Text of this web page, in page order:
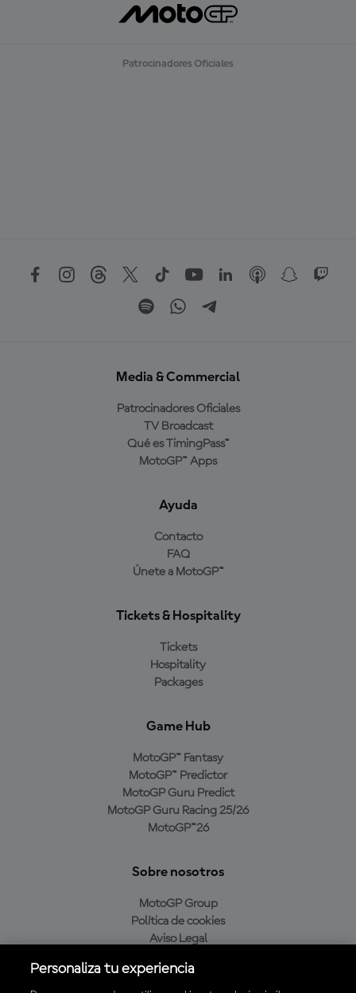
Patrocinadores Oficiales
Media & Commercial
Patrocinadores Oficiales
TV Broadcast
Qué es TimingPass™
MotoGP™ Apps
Ayuda
Contacto
FAQ
Únete a MotoGP™
Tickets & Hospitality
Tickets
Hospitality
Packages
Game Hub
MotoGP™ Fantasy
MotoGP™ Predictor
MotoGP Guru Predict
MotoGP Guru Racing 25/26
MotoGP™26
Sobre nosotros
MotoGP Group
Política de cookies
Aviso Legal
Política de compra
Personaliza tu experiencia